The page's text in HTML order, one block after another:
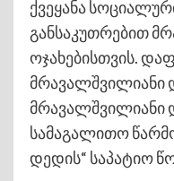
ქვეყანა
განსაკუთრებით
ოჯახებისთვის.
მრავალშვილიანი
მრავალშვილიანი
სამაგალითო
დედის“ საპატიო